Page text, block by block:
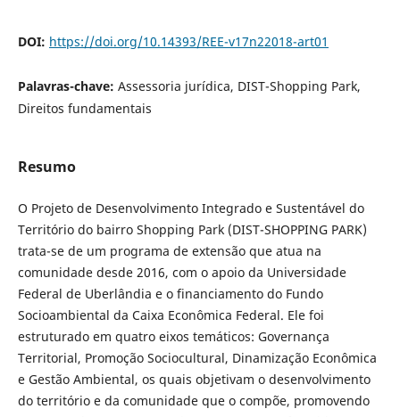
DOI: https://doi.org/10.14393/REE-v17n22018-art01
Palavras-chave: Assessoria jurídica, DIST-Shopping Park,
Direitos fundamentais
Resumo
O Projeto de Desenvolvimento Integrado e Sustentável do
Território do bairro Shopping Park (DIST-SHOPPING PARK)
trata-se de um programa de extensão que atua na
comunidade desde 2016, com o apoio da Universidade
Federal de Uberlândia e o financiamento do Fundo
Socioambiental da Caixa Econômica Federal. Ele foi
estruturado em quatro eixos temáticos: Governança
Territorial, Promoção Sociocultural, Dinamização Econômica
e Gestão Ambiental, os quais objetivam o desenvolvimento
do território e da comunidade que o compõe, promovendo